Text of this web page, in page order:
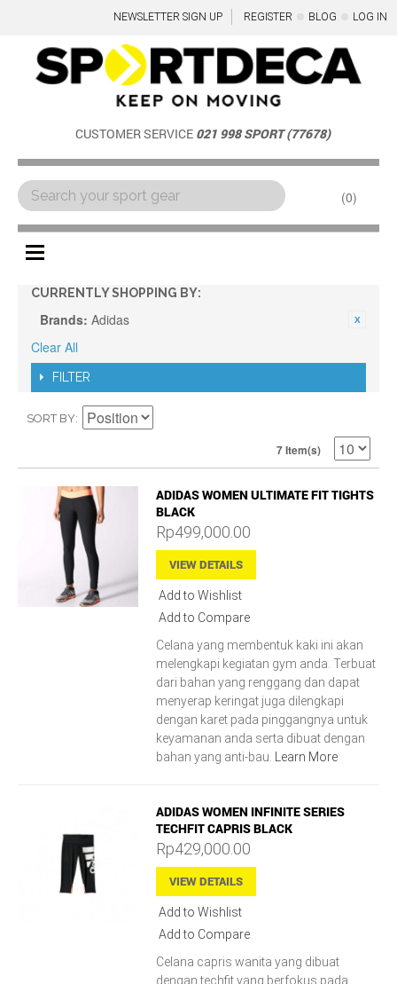
NEWSLETTER SIGN UP REGISTER BLOG LOG IN
CUSTOMER SERVICE 021 998 SPORT (77678)
0
Menu
CURRENTLY SHOPPING BY:
Brands: Adidas
Clear All
FILTER
SORT BY
7 Item(s)
ADIDAS WOMEN ULTIMATE FIT TIGHTS
BLACK
Rp499,000.00
VIEW DETAILS
Add to Wishlist
Add to Compare
Celana yang membentuk kaki ini akan
melengkapi kegiatan gym anda. Terbuat
dari bahan yang renggang dan dapat
menyerap keringat juga dilengkapi
dengan karet pada pinggangnya untuk
keyamanan anda serta dibuat dengan
bahan yang anti-bau. Learn More
ADIDAS WOMEN INFINITE SERIES
TECHFIT CAPRIS BLACK
Rp429,000.00
VIEW DETAILS
Add to Wishlist
Add to Compare
Celana capris wanita yang dibuat
dengan techfit yang berfokus pada